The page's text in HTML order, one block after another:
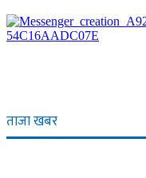
ताजा खबर